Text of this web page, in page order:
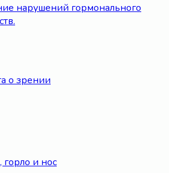
нарушений гормонального
о зрении
горло и нос